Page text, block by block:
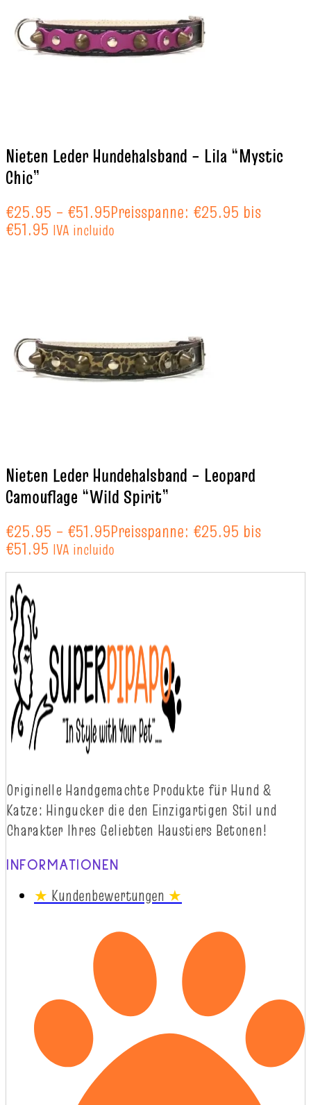
Nieten Leder Hundehalsband – Lila “Mystic
Chic”
€25.95 – €51.95Preisspanne: €25.95 bis
€51.95 IVA incluido
Nieten Leder Hundehalsband – Leopard
Camouflage “Wild Spirit”
€25.95 – €51.95Preisspanne: €25.95 bis
€51.95 IVA incluido
Originelle Handgemachte Produkte für Hund &
Katze: Hingucker die den Einzigartigen Stil und
Charakter Ihres Geliebten Haustiers Betonen!
INFORMATIONEN
★ Kundenbewertungen ★